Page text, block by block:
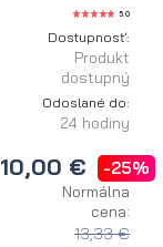
5.0
Dostupnosť:
Produkt
dostupný
Odoslané do:
24 hodiny
10,00 € -25%
Normálna
cena:
13,33 €